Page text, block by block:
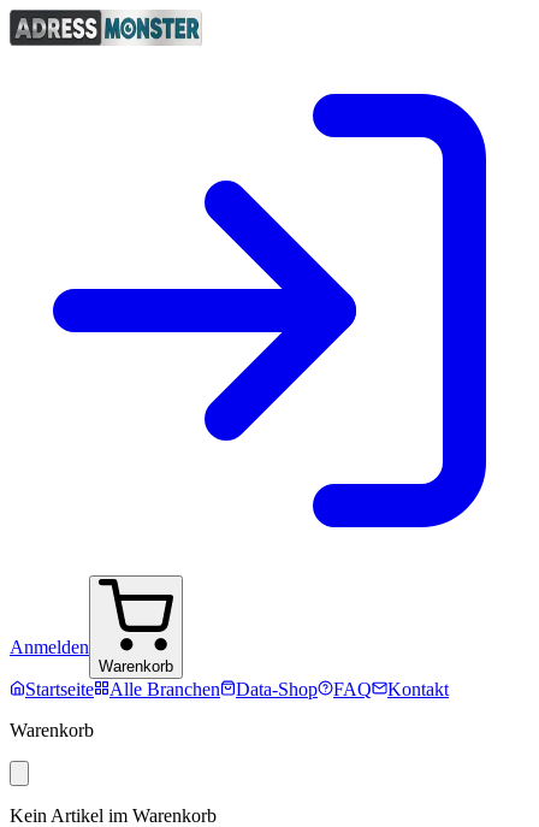
Anmelden
Warenkorb
Startseite Alle Branchen Data-Shop FAQ
Kontakt
Warenkorb
Kein Artikel im Warenkorb